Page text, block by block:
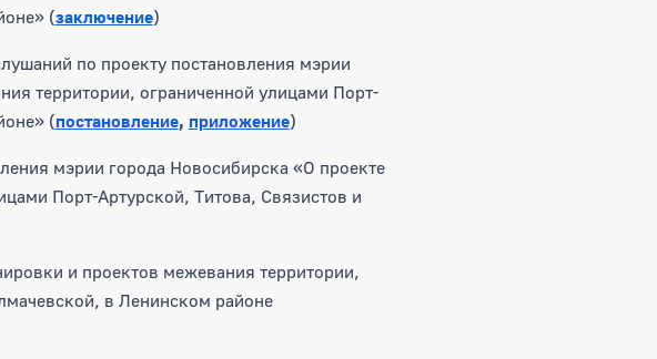
(заключение)
по проекту постановления мэрии
территории, ограниченной улицами Порт-
(постановление, приложение)
мэрии города Новосибирска «О проекте
Порт-Артурской, Титова, Связистов и
и проектов межевания территории,
в Ленинском районе